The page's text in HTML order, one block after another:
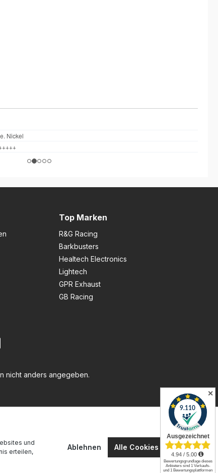
Top Marken
R&G Racing
Barkbusters
Healtech Electronics
Lightech
GPR Exhaust
GB Racing
nicht anders angegeben.
und
erteilen,
Ablehnen Alle Cookies akzeptieren
✕